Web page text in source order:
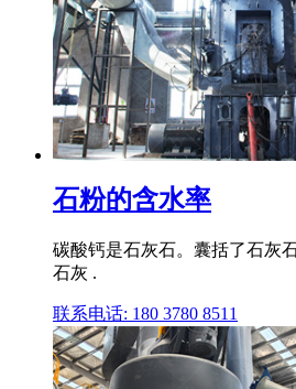
石粉的含水率
碳酸钙是石灰石。囊括了石灰
石灰 .
联系电话: 180 3780 8511